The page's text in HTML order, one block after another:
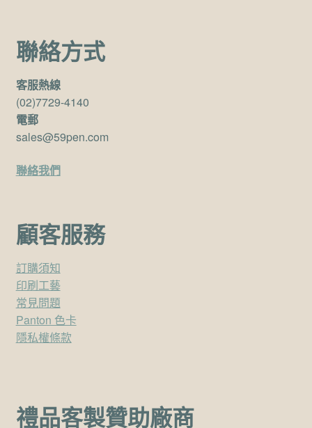
聯絡方式
客服熱線
(02)7729-4140
電郵
sales@59pen.com
聯絡我們
顧客服務
訂購須知
印刷工藝
常見問題
Panton 色卡
隱私權條款
禮品客製贊助廠商